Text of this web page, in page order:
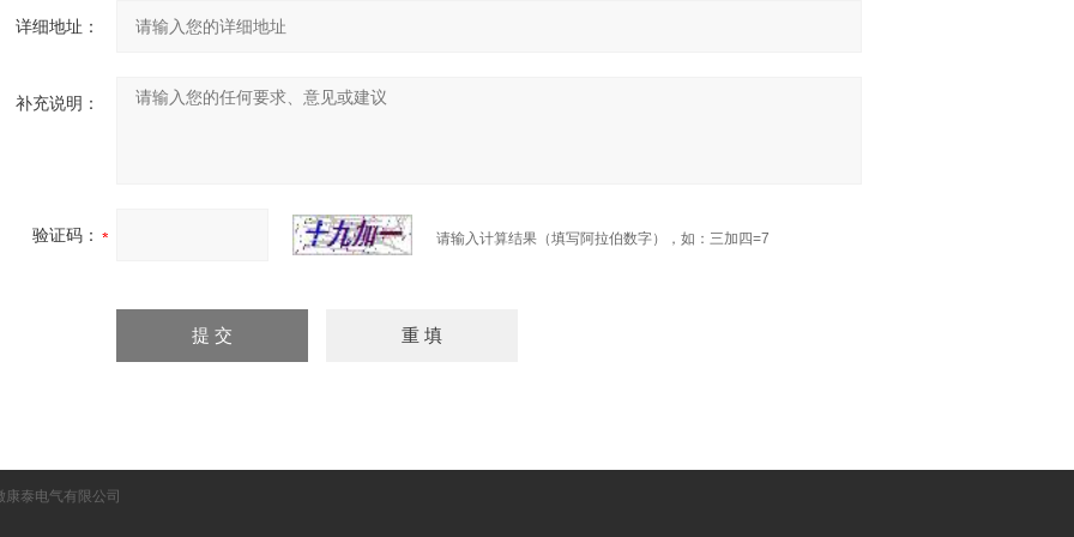
详细地址：
补充说明：
验证码： 请输入计算结果（填写阿拉伯数字），如：三加四=7
康泰电气有限公司